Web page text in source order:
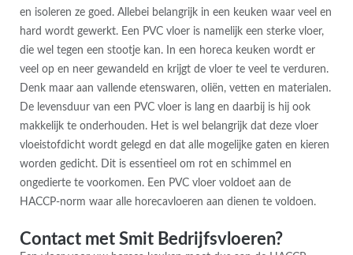
en isoleren ze goed. Allebei belangrijk in een keuken waar veel en
hard wordt gewerkt. Een PVC vloer is namelijk een sterke vloer,
die wel tegen een stootje kan. In een horeca keuken wordt er
veel op en neer gewandeld en krijgt de vloer te veel te verduren.
Denk maar aan vallende etenswaren, oliën, vetten en materialen.
De levensduur van een PVC vloer is lang en daarbij is hij ook
makkelijk te onderhouden. Het is wel belangrijk dat deze vloer
vloeistofdicht wordt gelegd en dat alle mogelijke gaten en kieren
worden gedicht. Dit is essentieel om rot en schimmel en
ongedierte te voorkomen. Een PVC vloer voldoet aan de
HACCP-norm waar alle horecavloeren aan dienen te voldoen.
Contact met Smit Bedrijfsvloeren?